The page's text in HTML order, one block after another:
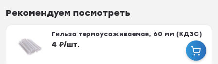
Рекомендуем посмотреть
Гильза термоусаживаемая, 60 мм (КДЗС)
4 ₽/шт.